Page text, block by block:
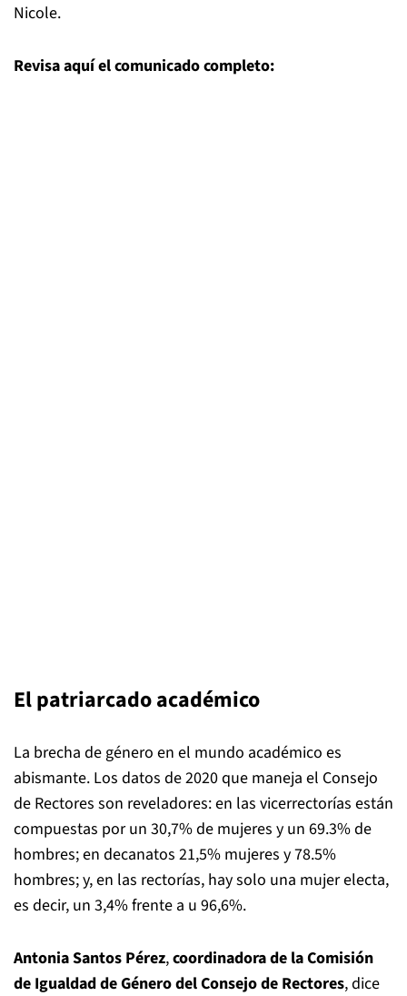
Nicole.
Revisa aquí el comunicado completo:
El patriarcado académico
La brecha de género en el mundo académico es
abismante. Los datos de 2020 que maneja el Consejo
de Rectores son reveladores: en las vicerrectorías están
compuestas por un 30,7% de mujeres y un 69.3% de
hombres; en decanatos 21,5% mujeres y 78.5%
hombres; y, en las rectorías, hay solo una mujer electa,
es decir, un 3,4% frente a u 96,6%.
Antonia Santos Pérez,coordinadora de la Comisión
de Igualdad de Género del Consejo de Rectores, dice